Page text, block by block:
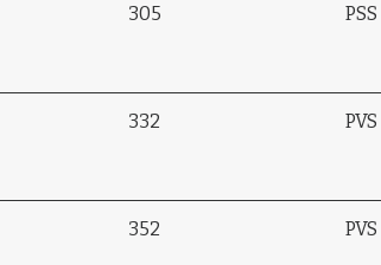
305 PSS
332 PVS
352 PVS